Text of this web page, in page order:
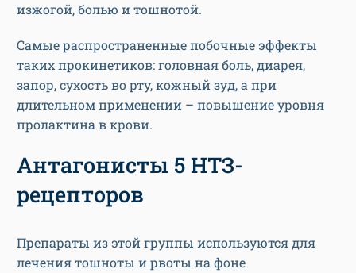
изжогой, болью и тошнотой.
Самые распространенные побочные эффекты
таких прокинетиков: головная боль, диарея,
запор, сухость во рту, кожный зуд, а при
длительном применении – повышение уровня
пролактина в крови.
Антагонисты 5 НТЗ-
рецепторов
Препараты из этой группы используются для
лечения тошноты и рвоты на фоне